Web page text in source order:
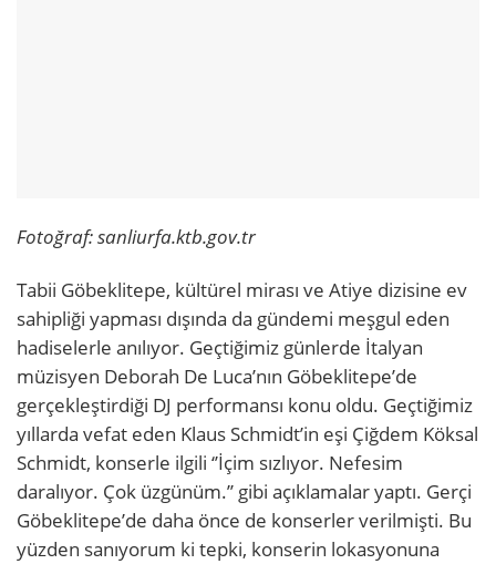
Fotoğraf: sanliurfa.ktb.gov.tr
Tabii Göbeklitepe, kültürel mirası ve Atiye dizisine ev
sahipliği yapması dışında da gündemi meşgul eden
hadiselerle anılıyor. Geçtiğimiz günlerde İtalyan
müzisyen Deborah De Luca’nın Göbeklitepe’de
gerçekleştirdiği DJ performansı konu oldu. Geçtiğimiz
yıllarda vefat eden Klaus Schmidt’in eşi Çiğdem Köksal
Schmidt, konserle ilgili ‘’İçim sızlıyor. Nefesim
daralıyor. Çok üzgünüm.’’ gibi açıklamalar yaptı. Gerçi
Göbeklitepe’de daha önce de konserler verilmişti. Bu
yüzden sanıyorum ki tepki, konserin lokasyonuna